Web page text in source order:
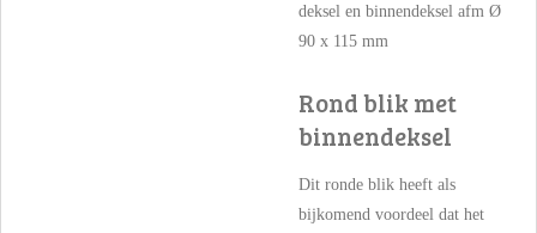
deksel en binnendeksel afm Ø
90 x 115 mm
Rond blik met
binnendeksel
Dit ronde blik heeft als
bijkomend voordeel dat het